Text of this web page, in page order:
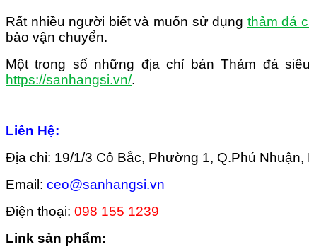
Rất nhiều người biết và muốn sử dụng thảm đá
bảo vận chuyển.
Một trong số những địa chỉ bán Thảm đá
https://sanhangsi.vn/.
Liên Hệ:
Địa chỉ: 19/1/3 Cô Bắc, Phường 1, Q.Phú Nhuận,
Email: ceo@sanhangsi.vn
Điện thoại: 098 155 1239
Link sản phẩm: